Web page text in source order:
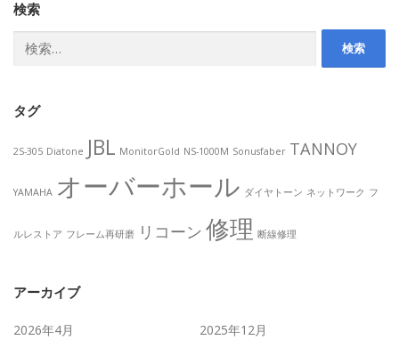
シ
ョ
検索
索:
タグ
2S-305 Diatone JBL MonitorGold NS-1000M Sonusfaber TANNOY
YAMAHA オーバーホール ダイヤトーン ネットワーク フ
ルレストア フレーム再研磨 リコーン 修理 断線修理
アーカイブ
2026年4月
2025年12月